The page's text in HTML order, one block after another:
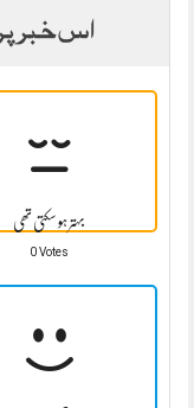
اس خبر
بہتر ہو سکتی تھی
0 Votes